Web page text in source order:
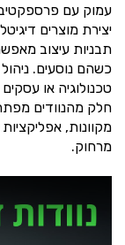
עמוק עם
יצירת מוצרים
תבניות עיצוב
כשהם נוסעים. ניהול
טכנולוגיה או
חלק מהנוודים
מקוונות,
מרחוק.